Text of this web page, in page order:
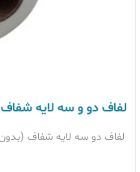
لفاف دو و سه لایه
لفاف دو سه لایه شفاف